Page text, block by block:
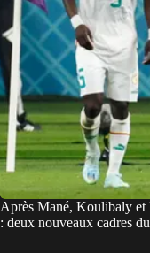
Après Mané, Koulibaly et
: deux nouveaux cadres